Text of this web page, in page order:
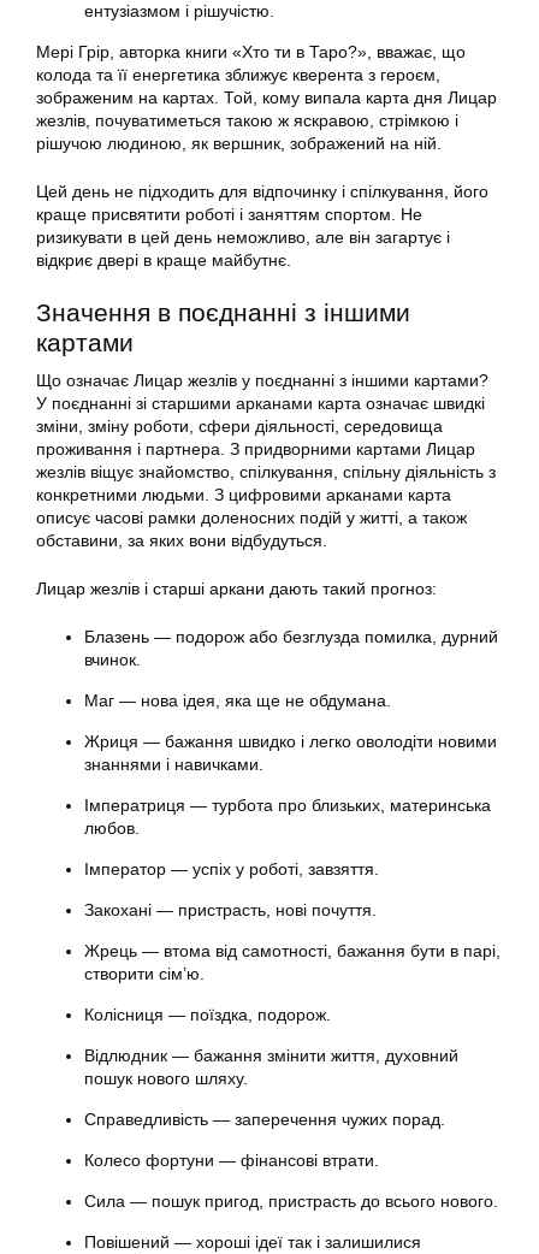
ентузіазмом і рішучістю.
Мері Грір, авторка книги «Хто ти в Таро?», вважає, що
колода та її енергетика зближує кверента з героєм,
зображеним на картах. Той, кому випала карта дня Лицар
жезлів, почуватиметься такою ж яскравою, стрімкою і
рішучою людиною, як вершник, зображений на ній.
Цей день не підходить для відпочинку і спілкування, його
краще присвятити роботі і заняттям спортом. Не
ризикувати в цей день неможливо, але він загартує і
відкриє двері в краще майбутнє.
Значення в поєднанні з іншими
картами
Що означає Лицар жезлів у поєднанні з іншими картами?
У поєднанні зі старшими арканами карта означає швидкі
зміни, зміну роботи, сфери діяльності, середовища
проживання і партнера. З придворними картами Лицар
жезлів віщує знайомство, спілкування, спільну діяльність з
конкретними людьми. З цифровими арканами карта
описує часові рамки доленосних подій у житті, а також
обставини, за яких вони відбудуться.
Лицар жезлів і старші аркани дають такий прогноз:
Блазень — подорож або безглузда помилка, дурний
вчинок.
Маг — нова ідея, яка ще не обдумана.
Жриця — бажання швидко і легко оволодіти новими
знаннями і навичками.
Імператриця — турбота про близьких, материнська
любов.
Імператор — успіх у роботі, завзяття.
Закохані — пристрасть, нові почуття.
Жрець — втома від самотності, бажання бути в парі,
створити сім’ю.
Колісниця — поїздка, подорож.
Відлюдник — бажання змінити життя, духовний
пошук нового шляху.
Справедливість — заперечення чужих порад.
Колесо фортуни — фінансові втрати.
Сила — пошук пригод, пристрасть до всього нового.
Повішений — хороші ідеї так і залишилися